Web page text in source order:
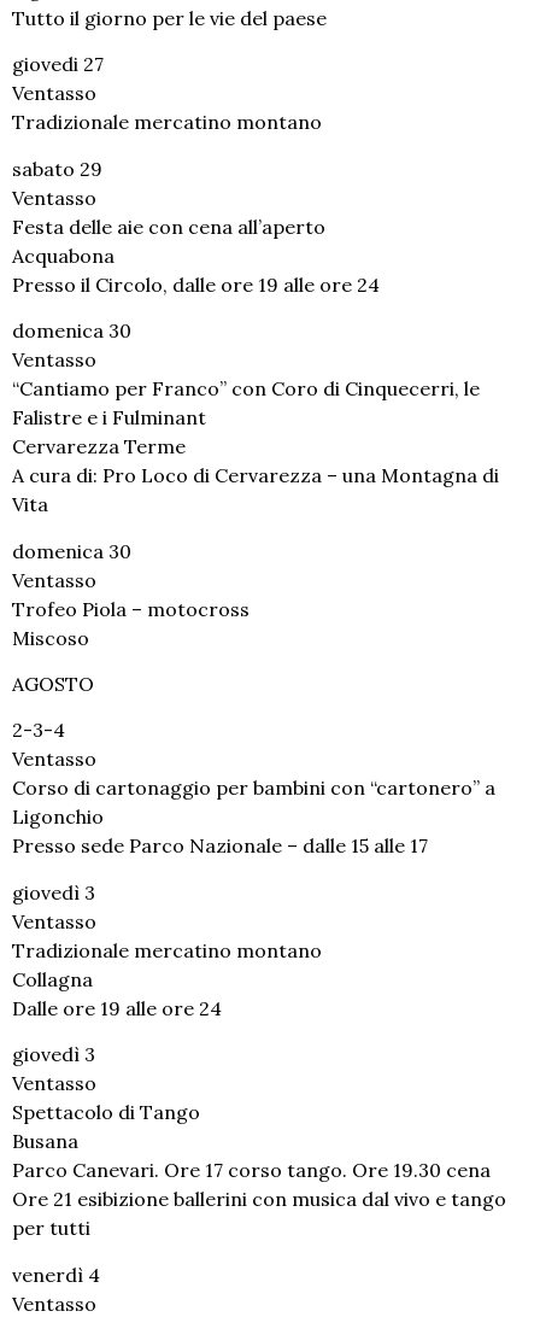
Tutto il giorno per le vie del paese
giovedi 27
Ventasso
Tradizionale mercatino montano
sabato 29
Ventasso
Festa delle aie con cena all’aperto
Acquabona
Presso il Circolo, dalle ore 19 alle ore 24
domenica 30
Ventasso
“Cantiamo per Franco” con Coro di Cinquecerri, le
Falistre e i Fulminant
Cervarezza Terme
A cura di: Pro Loco di Cervarezza – una Montagna di
Vita
domenica 30
Ventasso
Trofeo Piola – motocross
Miscoso
AGOSTO
2-3-4
Ventasso
Corso di cartonaggio per bambini con “cartonero” a
Ligonchio
Presso sede Parco Nazionale – dalle 15 alle 17
giovedì 3
Ventasso
Tradizionale mercatino montano
Collagna
Dalle ore 19 alle ore 24
giovedì 3
Ventasso
Spettacolo di Tango
Busana
Parco Canevari. Ore 17 corso tango. Ore 19.30 cena
Ore 21 esibizione ballerini con musica dal vivo e tango
per tutti
venerdì 4
Ventasso